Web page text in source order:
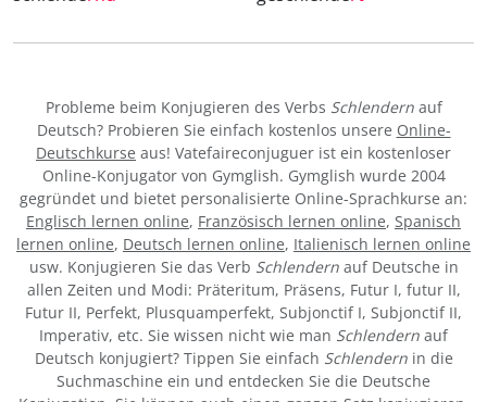
Probleme beim Konjugieren des Verbs Schlendernauf
Deutsch? Probieren Sie einfach kostenlos unsere Online-
Deutschkurse aus! Vatefaireconjuguer ist ein kostenloser
Online-Konjugator von Gymglish. Gymglish wurde 2004
gegründet und bietet personalisierte Online-Sprachkurse an:
Englisch lernen online, Französisch lernen online, Spanisch
lernen online, Deutsch lernen online, Italienisch lernen online
usw. Konjugieren Sie das Verb Schlendernauf Deutsche in
allen Zeiten und Modi: Präteritum, Präsens, Futur I, futur II,
Futur II, Perfekt, Plusquamperfekt, Subjonctif I, Subjonctif II,
Imperativ, etc. Sie wissen nicht wie man Schlendern auf
Deutsch konjugiert? Tippen Sie einfach Schlendernin die
Suchmaschine ein und entdecken Sie die Deutsche